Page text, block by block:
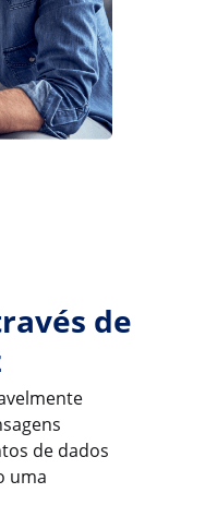
de
de dados
uma